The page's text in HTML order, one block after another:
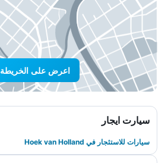
اعرض على الخريطة
سيارت ايجار
سيارات للاستئجار في Hoek van Holland